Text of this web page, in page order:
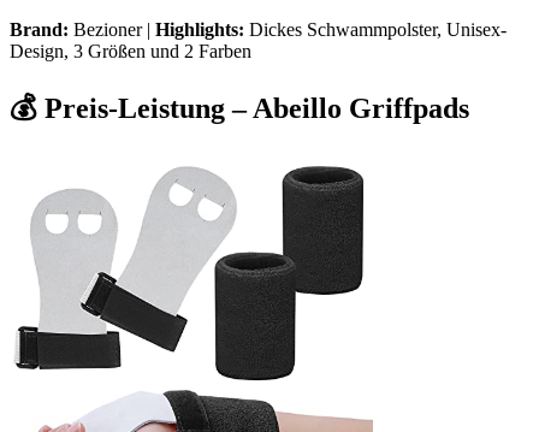
Brand: Bezioner | Highlights: Dickes Schwammpolster, Unisex-
Design, 3 Größen und 2 Farben
💰 Preis-Leistung – Abeillo Griffpads